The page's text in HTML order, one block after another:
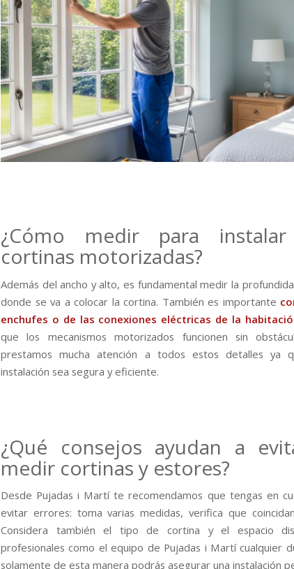
¿Cómo medir para
cortinas motorizadas?
Además del ancho y alto, es fundamental medir la
donde se va a colocar la cortina. También es importante
enchufes o de las conexiones eléctricas de la
que los mecanismos motorizados funcionen sin
prestamos mucha atención a todos estos detalles ya
instalación sea segura y eficiente.
¿Qué consejos ayudan a
medir cortinas y estores?
Desde Pujadas i Martí te recomendamos que tengas en
evitar errores: toma varias medidas, verifica que
Considera también el tipo de cortina y el espacio
profesionales como el equipo de Pujadas i Martí cualquier
solamente de esta manera podrás asegurar una instalación